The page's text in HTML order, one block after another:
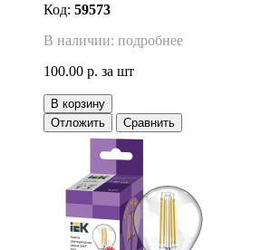
Код: 59573
В наличии: подробнее
100.00 р. за шт
В корзину
Отложить
Сравнить